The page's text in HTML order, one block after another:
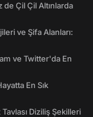
Çil Çil Altınlarda
ve Şifa Alanları:
ve Twitter'da En
En Sık
Tavlası Diziliş Şekilleri